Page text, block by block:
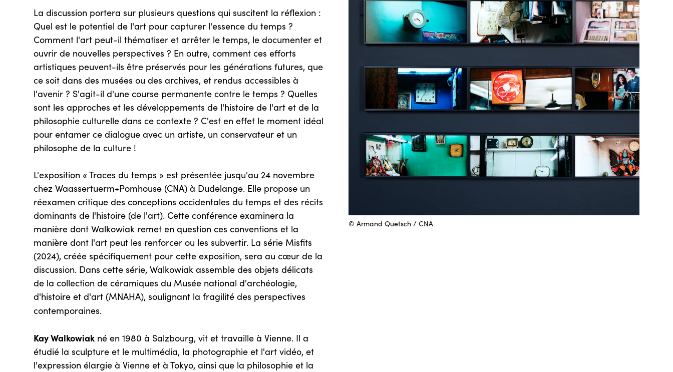
La discussion portera sur plusieurs questions qui suscitent la réflexion :
Quel est le potentiel de l'art pour capturer l'essence du temps ?
Comment l'art peut-il thématiser et arrêter le temps, le documenter et
ouvrir de nouvelles perspectives ? En outre, comment ces efforts
artistiques peuvent-ils être préservés pour les générations futures, que
ce soit dans des musées ou des archives, et rendus accessibles à
l'avenir ? S'agit-il d'une course permanente contre le temps ? Quelles
sont les approches et les développements de l'histoire de l'art et de la
philosophie culturelle dans ce contexte ? C'est en effet le moment idéal
pour entamer ce dialogue avec un artiste, un conservateur et un
philosophe de la culture !
L'exposition « Traces du temps » est présentée jusqu'au 24 novembre
chez Waassertuerm+Pomhouse (CNA) à Dudelange. Elle propose un
réexamen critique des conceptions occidentales du temps et des récits
dominants de l'histoire (de l'art). Cette conférence examinera la
manière dont Walkowiak remet en question ces conventions et la
manière dont l'art peut les renforcer ou les subvertir. La série Misfits
(2024), créée spécifiquement pour cette exposition, sera au cœur de la
discussion. Dans cette série, Walkowiak assemble des objets délicats
de la collection de céramiques du Musée national d'archéologie,
d'histoire et d'art (MNAHA), soulignant la fragilité des perspectives
contemporaines.
Kay Walkowiakné en 1980 à Salzbourg, vit et travaille à Vienne. Il a
étudié la sculpture et le multimédia, la photographie et l'art vidéo, et
l'expression élargie à Vienne et à Tokyo, ainsi que la philosophie et la
© Armand Quetsch / CNA